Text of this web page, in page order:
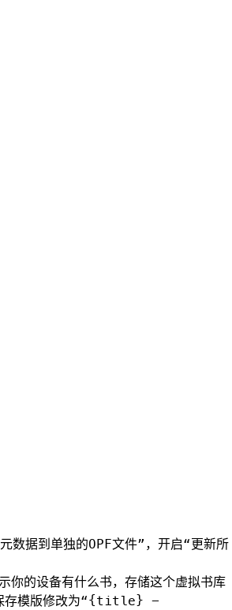
据到单独的OPF文件”，开启“更新所
的设备有什么书，存储这个虚拟书库
存模版修改为“{title} -